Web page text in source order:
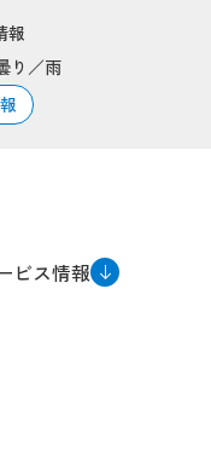
報
り／雨
ビス情報